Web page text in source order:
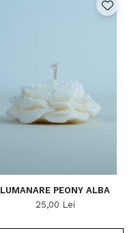
LUMANARE PEONY ALBA
25,00 Lei